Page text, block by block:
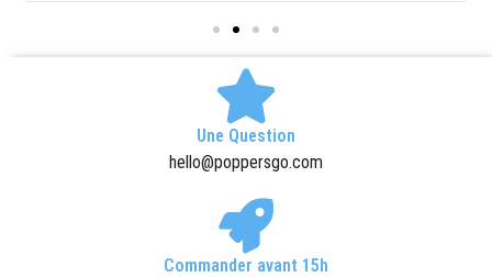
Une Question
hello@poppersgo.com
Commander avant 15h